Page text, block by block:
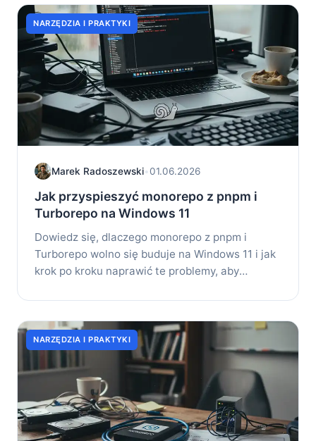
NARZĘDZIA I PRAKTYKI
Marek Radoszewski•01.06.2026
Jak przyspieszyć monorepo z pnpm i
Turborepo na Windows 11
Dowiedz się, dlaczego monorepo z pnpm i
Turborepo wolno się buduje na Windows 11 i jak
krok po kroku naprawić te problemy, aby
NARZĘDZIA I PRAKTYKI